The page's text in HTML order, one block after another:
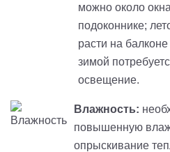
можно около
подоконнике;
расти на
зимой
освещение.
Влажность:
повышенную
опрыскивание